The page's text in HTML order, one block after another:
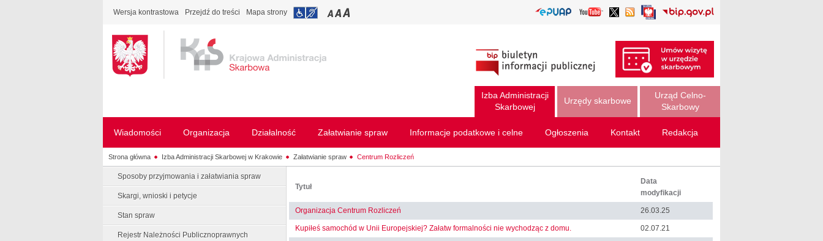
Wersja kontrastowa Przejdź do treści Mapa strony
Izba Administracji
Skarbowej
Urzędy skarbowe
Urząd Celno-
Skarbowy
Wiadomości Organizacja Działalność Załatwianie spraw Informacje podatkowe i celne Ogłoszenia Kontakt Redakcja
Strona główna Izba Administracji Skarbowej w Krakowie Załatwianie spraw Centrum Rozliczeń
Sposoby przyjmowania i załatwiania spraw
Skargi, wnioski i petycje
Stan spraw
Rejestr Należności Publicznoprawnych
Tytuł
Data
modyfikacji
Organizacja Centrum Rozliczeń 26.03.25
Kupiłeś samochód w Unii Europejskiej? Załatw formalności nie wychodząc z domu. 02.07.21